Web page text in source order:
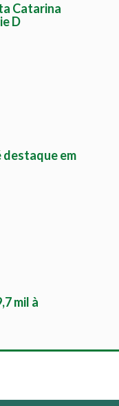
Catarina
D
destaque em
mil à